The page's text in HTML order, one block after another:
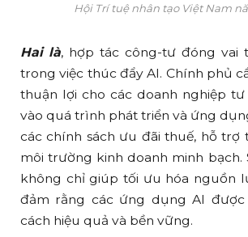
Hội Trí tuệ nhân tạo Việt Nam
Hai là, hợp tác công-tư đóng vai
trong việc thúc đẩy AI. Chính phủ
thuận lợi cho các doanh nghiệp
vào quá trình phát triển và ứng
các chính sách ưu đãi thuế, hỗ trợ
môi trường kinh doanh minh bạch.
không chỉ giúp tối ưu hóa nguồn
đảm rằng các ứng dụng AI
cách hiệu quả và bền vững.